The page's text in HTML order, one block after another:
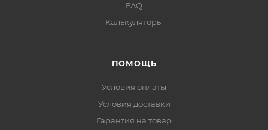
FAQ
Калькуляторы
ПОМОЩЬ
Условия оплаты
Условия доставки
Гарантия на товар